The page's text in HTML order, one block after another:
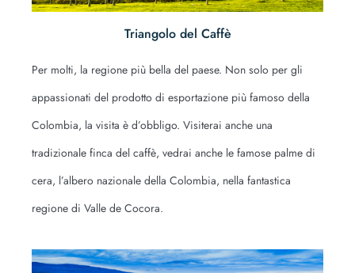
Triangolo del Caffè
Per molti, la regione più bella del paese. Non solo per gli
appassionati del prodotto di esportazione più famoso della
Colombia, la visita è d’obbligo. Visiterai anche una
tradizionale finca del caffè, vedrai anche le famose palme di
cera, l’albero nazionale della Colombia, nella fantastica
regione di Valle de Cocora.